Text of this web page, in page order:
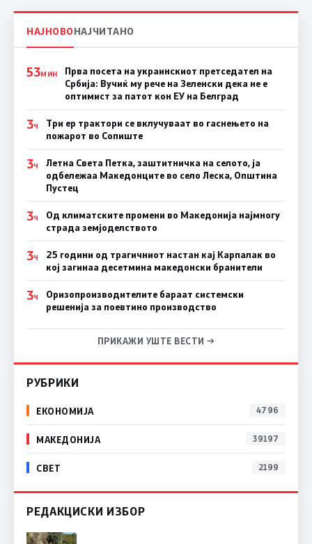
НАЈНОВОНАЈЧИТАНО
53МИН
Прва посета на украинскиот претседател на
Србија: Вучиќ му рече на Зеленски дека не е
оптимист за патот кон ЕУ на Белград
3Ч
Три ер трактори се вклучуваат во гаснењето на
пожарот во Сопиште
3Ч
Летна Света Петка, заштитничка на селото, ја
одбележаа Македонците во село Леска, Општина
Пустец
3Ч
Од климатските промени во Македонија најмногу
страда земјоделството
3Ч
25 години од трагичниот настан кај Карпалак во
кој загинаа десетмина македонски бранители
3Ч
Оризопроизводителите бараат системски
решенија за поевтино производство
ПРИКАЖИ УШТЕ ВЕСТИ →
РУБРИКИ
ЕКОНОМИЈА 4796
МАКЕДОНИЈА 39197
СВЕТ 2199
РЕДАКЦИСКИ ИЗБОР